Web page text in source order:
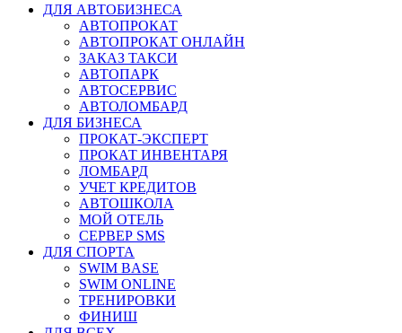
ДЛЯ АВТОБИЗНЕСА
АВТОПРОКАТ
АВТОПРОКАТ ОНЛАЙН
ЗАКАЗ ТАКСИ
АВТОПАРК
АВТОСЕРВИС
АВТОЛОМБАРД
ДЛЯ БИЗНЕСА
ПРОКАТ-ЭКСПЕРТ
ПРОКАТ ИНВЕНТАРЯ
ЛОМБАРД
УЧЕТ КРЕДИТОВ
АВТОШКОЛА
МОЙ ОТЕЛЬ
СЕРВЕР SMS
ДЛЯ СПОРТА
SWIM BASE
SWIM ONLINE
ТРЕНИРОВКИ
ФИНИШ